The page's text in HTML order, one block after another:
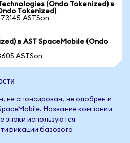
(Ondo Tokenized) в
Tokenized)
ASTSon
в AST SpaceMobile (Ondo
ASTSon
не спонсирован, не одобрен и
Название компании
знаки используются
базового